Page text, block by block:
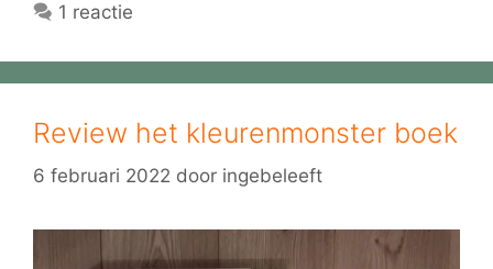
1 reactie
Review het kleurenmonster boek
6 februari 2022 door ingebeleeft